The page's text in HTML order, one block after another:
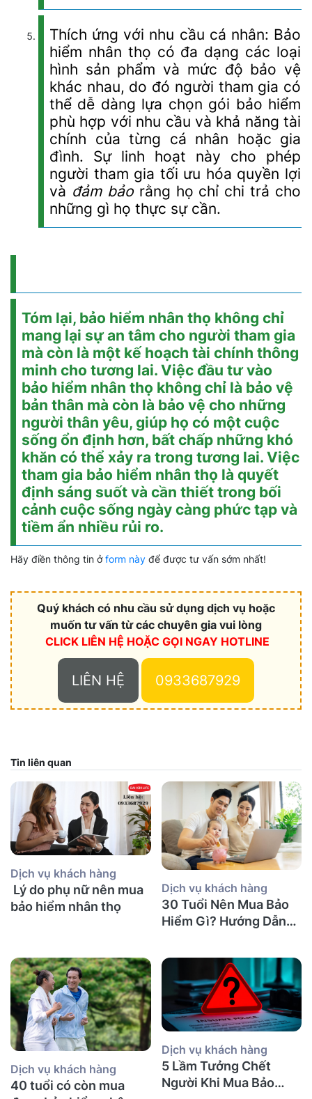
Thích ứng với nhu cầu cá nhân: Bảo
hiểm nhân thọ có đa dạng các loại
hình sản phẩm và mức độ bảo vệ
khác nhau, do đó người tham gia có
thể dễ dàng lựa chọn gói bảo hiểm
phù hợp với nhu cầu và khả năng tài
chính của từng cá nhân hoặc gia
đình. Sự linh hoạt này cho phép
người tham gia tối ưu hóa quyền lợi
và đảm bảo rằng họ chỉ chi trả cho
những gì họ thực sự cần.
Tóm lại, bảo hiểm nhân thọ không chỉ
mang lại sự an tâm cho người tham gia
mà còn là một kế hoạch tài chính thông
minh cho tương lai. Việc đầu tư vào
bảo hiểm nhân thọ không chỉ là bảo vệ
bản thân mà còn là bảo vệ cho những
người thân yêu, giúp họ có một cuộc
sống ổn định hơn, bất chấp những khó
khăn có thể xảy ra trong tương lai. Việc
tham gia bảo hiểm nhân thọ là quyết
định sáng suốt và cần thiết trong bối
cảnh cuộc sống ngày càng phức tạp và
tiềm ẩn nhiều rủi ro.
Hãy điền thông tin ởform này để được tư vấn sớm nhất!
Quý khách có nhu cầu sử dụng dịch vụ hoặc
muốn tư vấn từ các chuyên gia vui lòng
CLICK LIÊN HỆ HOẶC GỌI NGAY HOTLINE
LIÊN HỆ 0933687929
Tin liên quan
Dịch vụ khách hàng
Lý do phụ nữ nên mua
bảo hiểm nhân thọ
Dịch vụ khách hàng
30 Tuổi Nên Mua Bảo
Hiểm Gì? Hướng Dẫn
Dịch vụ khách hàng
40 tuổi có còn mua
Dịch vụ khách hàng
5 Lầm Tưởng Chết
Người Khi Mua Bảo